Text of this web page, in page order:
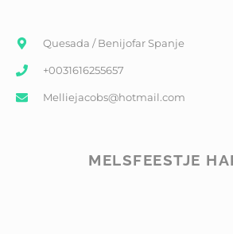
Quesada / Benijofar Spanje
+0031616255657
Melliejacobs@hotmail.com
MELSFEESTJE